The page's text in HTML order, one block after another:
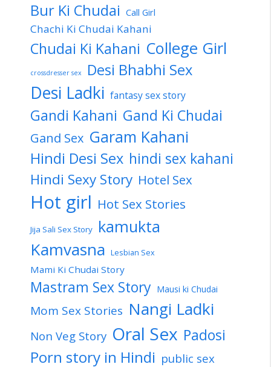
Bur Ki Chudai Call Girl
Chachi Ki Chudai Kahani
Chudai Ki Kahani College Girl
crossdresser sex Desi Bhabhi Sex
Desi Ladki fantasy sex story
Gandi Kahani Gand Ki Chudai
Gand Sex Garam Kahani
Hindi Desi Sex hindi sex kahani
Hindi Sexy Story Hotel Sex
Hot girl Hot Sex Stories
Jija Sali Sex Story kamukta
Kamvasna Lesbian Sex
Mami Ki Chudai Story
Mastram Sex Story Mausi ki Chudai
Mom Sex Stories Nangi Ladki
Non Veg Story Oral Sex Padosi
Porn story in Hindi public sex